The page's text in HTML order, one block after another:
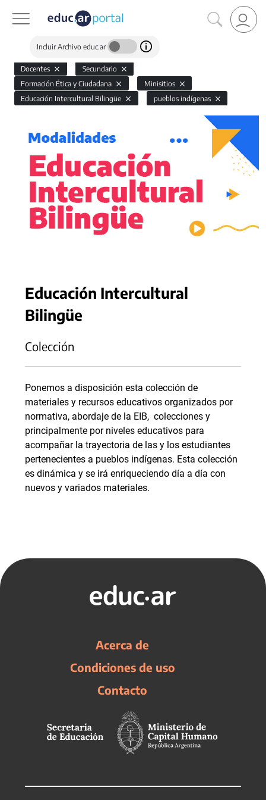
Incluir Archivo educ.ar
Docentes
Secundario
Formación Ética y Ciudadana
Minisitios
Educación Intercultural Bilingüe
pueblos indígenas
Educación Intercultural
Bilingüe
Colección
Ponemos a disposición esta colección de
materiales y recursos educativos organizados por
normativa, abordaje de la EIB, colecciones y
principalmente por niveles educativos para
acompañar la trayectoria de las y los estudiantes
pertenecientes a pueblos indígenas. Esta colección
es dinámica y se irá enriqueciendo día a día con
nuevos y variados materiales.
Acerca de
Condiciones de uso
Contacto